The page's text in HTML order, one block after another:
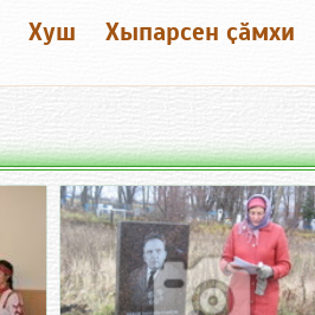
Хыпарсен ҫӑмхи
Хуш